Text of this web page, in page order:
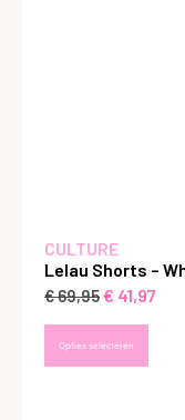
CULTURE
Lelau Shorts –
€69,95€ 41,97
Opties selecteren